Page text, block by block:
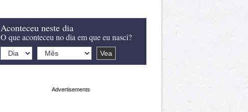
Aconteceu neste dia
O que aconteceu no dia em que eu nasci?